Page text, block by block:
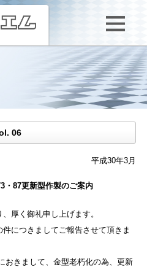
06
平成30年3月
87更新型作製のご案内
厚く御礼申し上げます。
につきましてご報告させて頂きま
おきまして、金型老朽化の為、更新